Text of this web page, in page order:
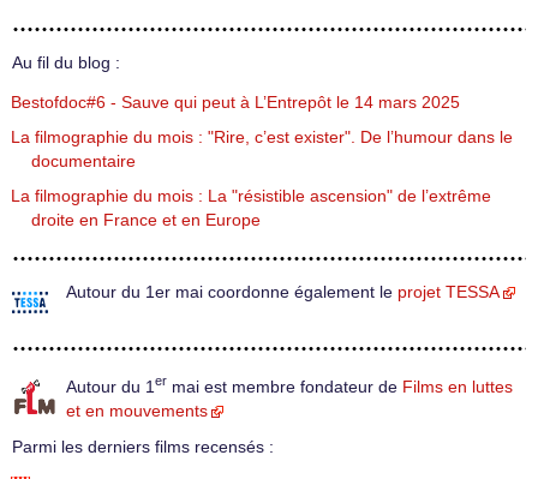
Au fil du blog :
Bestofdoc#6 - Sauve qui peut à L’Entrepôt le 14 mars 2025
La filmographie du mois : "Rire, c’est exister". De l’humour dans le
documentaire
La filmographie du mois : La "résistible ascension" de l’extrême
droite en France et en Europe
Autour du 1er mai coordonne également le projet TESSA
Autour du 1 er mai est membre fondateur de Films en luttes
et en mouvements
Parmi les derniers films recensés :